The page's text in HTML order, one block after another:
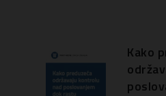
Kako